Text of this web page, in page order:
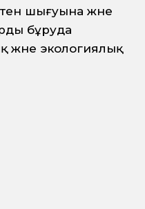
шығуына және
бұруда
және экологиялық